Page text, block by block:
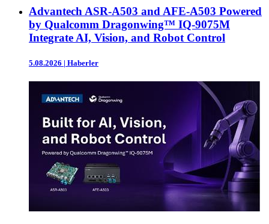
Advantech ASR-A503 and AFE-A503 Powered
by Qualcomm Dragonwing™ IQ-9075M
Integrate AI, Vision, and Robot Control
5.08.2026 | Haberler